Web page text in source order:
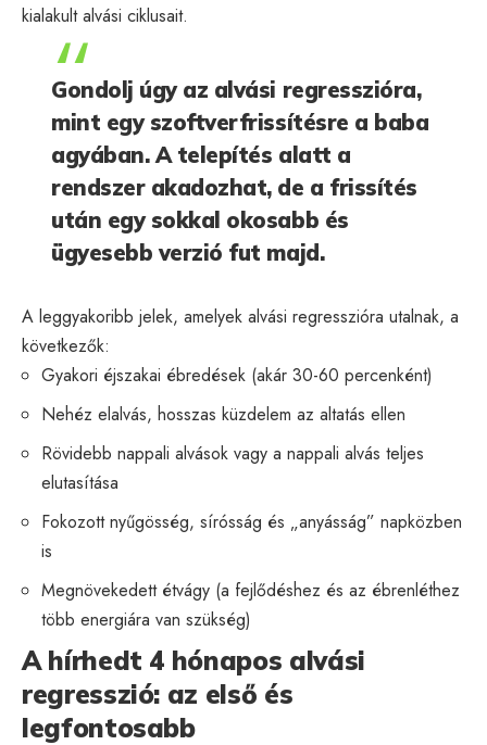
kialakult alvási ciklusait.
Gondolj úgy az alvási regresszióra,
mint egy szoftverfrissítésre a baba
agyában. A telepítés alatt a
rendszer akadozhat, de a frissítés
után egy sokkal okosabb és
ügyesebb verzió fut majd.
A leggyakoribb jelek, amelyek alvási regresszióra utalnak, a
következők:
Gyakori éjszakai ébredések (akár 30-60 percenként)
Nehéz elalvás, hosszas küzdelem az altatás ellen
Rövidebb nappali alvások vagy a nappali alvás teljes
elutasítása
Fokozott nyűgösség, sírósság és „anyásság” napközben
is
Megnövekedett étvágy (a fejlődéshez és az ébrenléthez
több energiára van szükség)
A hírhedt 4 hónapos alvási
regresszió: az első és
legfontosabb